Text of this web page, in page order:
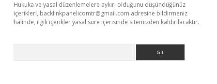
Hukuka ve yasal düzenlemelere aykırı olduğunu düşündüğünüz
içerikleri, backlinkpanelicomtr@gmail.com adresine bildirmeniz
halinde, ilgili içerikler yasal süre içerisinde sitemizden kaldırılacaktır.